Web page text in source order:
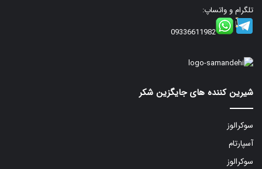
تلگرام و واتساپ:
09336611982
شیرین کننده های جایگزین شکر
سوکرالوز
آسپارتام
سوکرالوز